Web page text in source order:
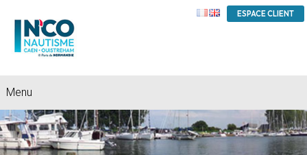
ESPACE CLIENT
Menu